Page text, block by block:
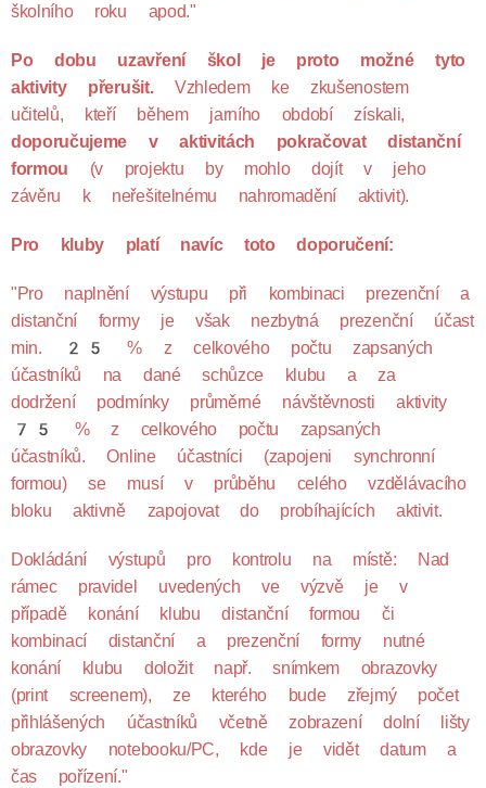
školního roku apod."
Po dobu uzavření škol je proto možné tyto
aktivity přerušit. Vzhledem ke zkušenostem
učitelů, kteří během jarního období získali,
doporučujeme v aktivitách pokračovat distanční
formou (v projektu by mohlo dojít v jeho
závěru k neřešitelnému nahromadění aktivit).
Pro kluby platí navíc toto doporučení:
"Pro naplnění výstupu při kombinaci prezenční a
distanční formy je však nezbytná prezenční účast
min. 25 % z celkového počtu zapsaných
účastníků na dané schůzce klubu a za
dodržení podmínky průměrné návštěvnosti aktivity
75 % z celkového počtu zapsaných
účastníků. Online účastníci (zapojeni synchronní
formou) se musí v průběhu celého vzdělávacího
bloku aktivně zapojovat do probíhajících aktivit.
Dokládání výstupů pro kontrolu na místě: Nad
rámec pravidel uvedených ve výzvě je v
případě konání klubu distanční formou či
kombinací distanční a prezenční formy nutné
konání klubu doložit např. snímkem obrazovky
(print screenem), ze kterého bude zřejmý počet
přihlášených účastníků včetně zobrazení dolní lišty
obrazovky notebooku/PC, kde je vidět datum a
čas pořízení."